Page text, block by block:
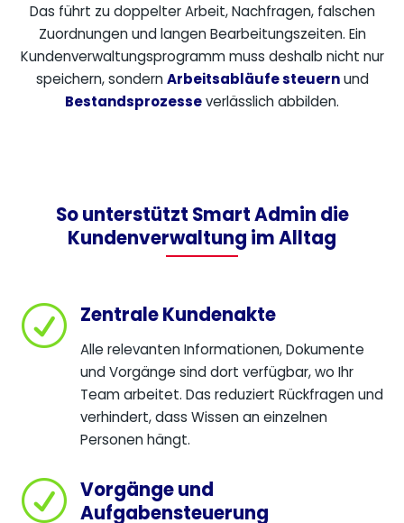
Das führt zu doppelter Arbeit, Nachfragen, falschen
Zuordnungen und langen Bearbeitungszeiten. Ein
Kundenverwaltungsprogramm muss deshalb nicht nur
speichern, sondernArbeitsabläufe steuernund
Bestandsprozesseverlässlich abbilden.
So unterstützt Smart Admin die
Kundenverwaltung im Alltag
R Zentrale Kundenakte
Alle relevanten Informationen, Dokumente
und Vorgänge sind dort verfügbar, wo Ihr
Team arbeitet. Das reduziert Rückfragen und
verhindert, dass Wissen an einzelnen
Personen hängt.
R Vorgänge und
Aufgabensteuerung